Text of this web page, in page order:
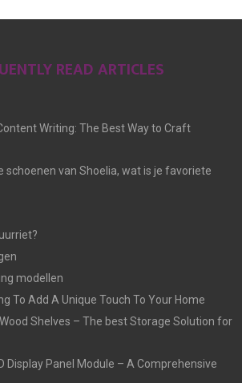
READ ARTICLES
Writing: The Best Way to Craft
schoenen van Shoelia, wat is je favoriete
modellen
To Add A Unique Touch To Your Home
Shelves – The best Storage Solution for
Display Panel Module – A Comprehensive